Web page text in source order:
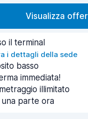
Visualizza
il terminal
i dettagli della sede
basso
immediata!
illimitato
una parte ora